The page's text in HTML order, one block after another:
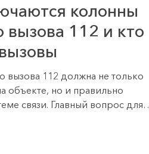
колонны
вызова 112 и кто
вызова 112 должна не только
объекте, но и правильно
связи. Главный вопрос для